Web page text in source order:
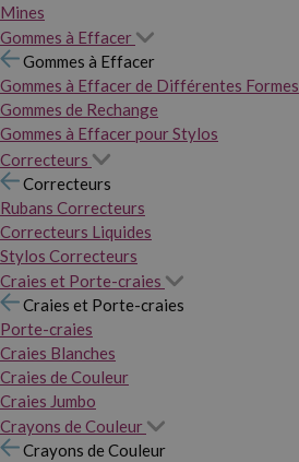
Mines
Gommes à Effacer
Gommes à Effacer
Gommes à Effacer de Différentes Formes
Gommes de Rechange
Gommes à Effacer pour Stylos
Correcteurs
Correcteurs
Rubans Correcteurs
Correcteurs Liquides
Stylos Correcteurs
Craies et Porte-craies
Craies et Porte-craies
Porte-craies
Craies Blanches
Craies de Couleur
Craies Jumbo
Crayons de Couleur
Crayons de Couleur